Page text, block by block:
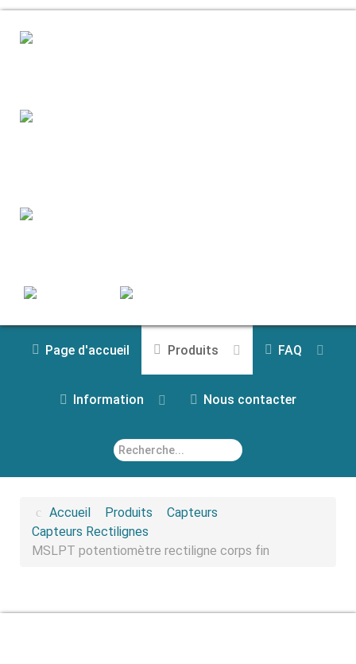
Page d'accueil Produits FAQ
Information Nous contacter
Rechercher
Accueil Produits
Capteurs
Capteurs Rectilignes
MSLPT potentiomètre rectiligne corps fin